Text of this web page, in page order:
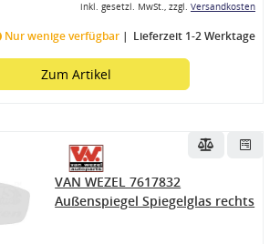
inkl. gesetzl. MwSt., zzgl. Versandkosten
Nur wenige verfügbar Lieferzeit 1-2 Werktage
Zum Artikel
VAN WEZEL 7617832
Außenspiegel Spiegelglas rechts